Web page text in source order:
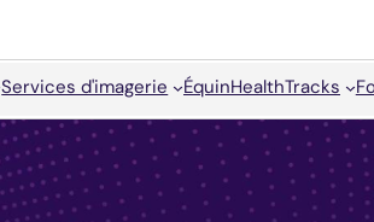
Services d'imagerie ÉquinHealthTracks